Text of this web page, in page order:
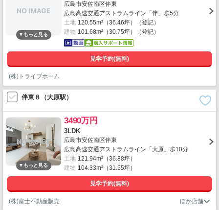
広島市安佐南区伴東
広島高速交通アストラムライン「伴」歩5分
土地 120.55m²（36.46坪）（登記）
建物 101.68m²（30.75坪）（登記）
見学予約(無料)
(株)トライブホーム
伴東８（大原駅）
3490万円
3LDK
広島市安佐南区伴東
広島高速交通アストラムライン「大原」歩10分
土地 121.94m²（36.88坪）
建物 104.33m²（31.55坪）
見学予約(無料)
(株)富士不動産販売